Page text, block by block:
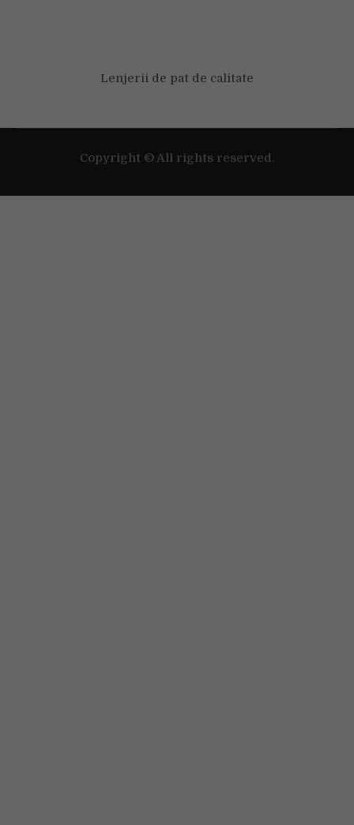
Lenjerii de pat de calitate
Copyright © All rights reserved.
Poți afla mai multe despre cookie-urile pe care le folosim sau să